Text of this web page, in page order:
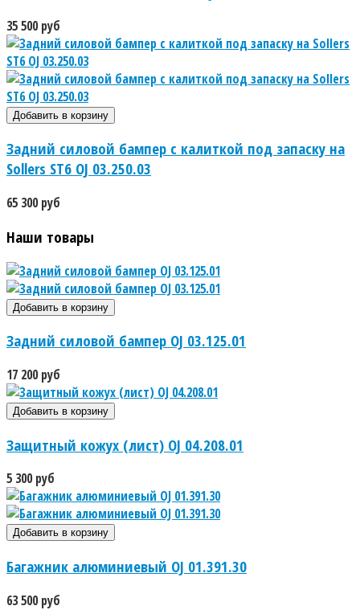
35 500 руб
Задний силовой бампер с калиткой под запаску на
Sollers ST6 OJ 03.250.03
65 300 руб
Наши товары
Задний силовой бампер OJ 03.125.01
17 200 руб
Защитный кожух (лист) OJ 04.208.01
5 300 руб
Багажник алюминиевый OJ 01.391.30
63 500 руб